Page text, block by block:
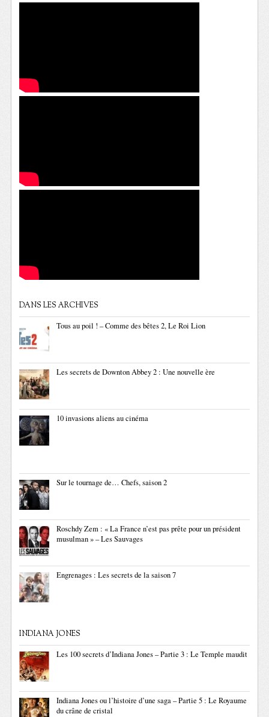
DANS LES ARCHIVES
Tous au poil ! – Comme des bêtes 2, Le Roi Lion
Les secrets de Downton Abbey 2 : Une nouvelle ère
10 invasions aliens au cinéma
Sur le tournage de… Chefs, saison 2
Roschdy Zem : « La France n’est pas prête pour un président
musulman » – Les Sauvages
Engrenages : Les secrets de la saison 7
INDIANA JONES
Les 100 secrets d’Indiana Jones – Partie 3 : Le Temple maudit
Indiana Jones ou l’histoire d’une saga – Partie 5 : Le Royaume
du crâne de cristal